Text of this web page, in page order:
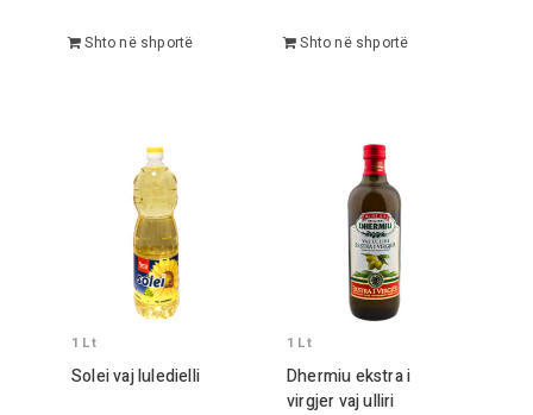
Shto në shportë Shto në shportë
Solei vaj luledielli
1 Lt
Dhermiu ekstra i
virgjer vaj ulliri
1 Lt